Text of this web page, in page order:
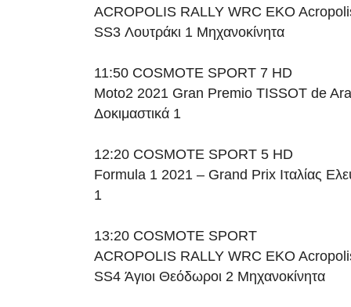
ACROPOLIS RALLY WRC EKO
SS3 Λουτράκι 1 Μηχανοκίνητα
11:50 COSMOTE SPORT 7 HD
Moto2 2021 Gran Premio TISSOT de
Δοκιμαστικά 1
12:20 COSMOTE SPORT 5 HD
Formula 1 2021 – Grand Prix Ιταλίας
1
13:20 COSMOTE SPORT
ACROPOLIS RALLY WRC EKO
SS4 Άγιοι Θεόδωροι 2 Μηχανοκίνητα